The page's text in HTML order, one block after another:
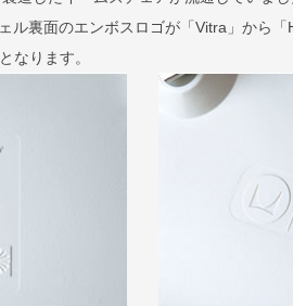
ル裏面のエンボスロゴが「Vitra」から「
なります。